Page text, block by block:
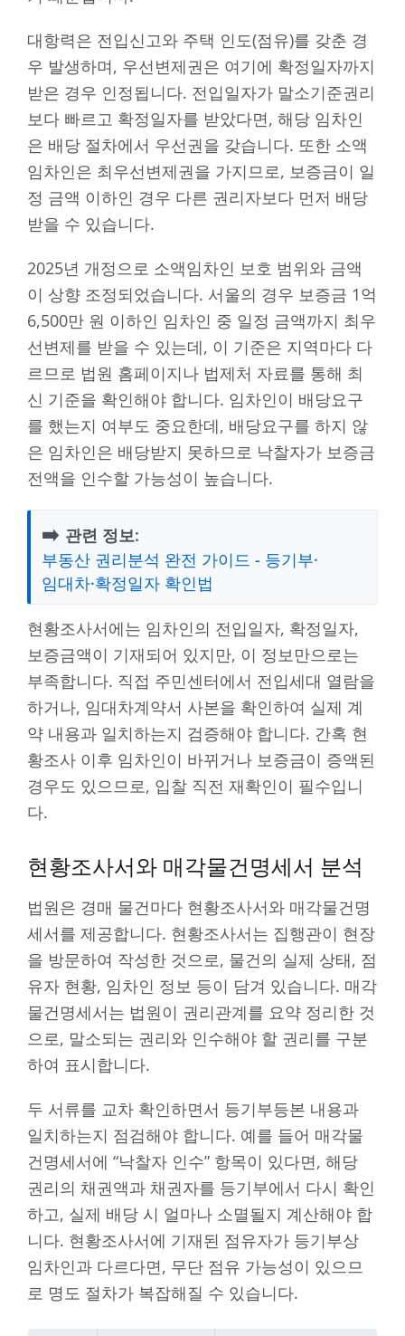
대항력은 전입신고와 주택 인도(점유)를 갖춘 경
우 발생하며, 우선변제권은 여기에 확정일자까지
받은 경우 인정됩니다. 전입일자가 말소기준권리
보다 빠르고 확정일자를 받았다면, 해당 임차인
은 배당 절차에서 우선권을 갖습니다. 또한 소액
임차인은 최우선변제권을 가지므로, 보증금이 일
정 금액 이하인 경우 다른 권리자보다 먼저 배당
받을 수 있습니다.
2025년 개정으로 소액임차인 보호 범위와 금액
이 상향 조정되었습니다. 서울의 경우 보증금 1억
6,500만 원 이하인 임차인 중 일정 금액까지 최우
선변제를 받을 수 있는데, 이 기준은 지역마다 다
르므로 법원 홈페이지나 법제처 자료를 통해 최
신 기준을 확인해야 합니다. 임차인이 배당요구
를 했는지 여부도 중요한데, 배당요구를 하지 않
은 임차인은 배당받지 못하므로 낙찰자가 보증금
전액을 인수할 가능성이 높습니다.
➡️ 관련 정보:
부동산 권리분석 완전 가이드 - 등기부·
임대차·확정일자 확인법
현황조사서에는 임차인의 전입일자, 확정일자,
보증금액이 기재되어 있지만, 이 정보만으로는
부족합니다. 직접 주민센터에서 전입세대 열람을
하거나, 임대차계약서 사본을 확인하여 실제 계
약 내용과 일치하는지 검증해야 합니다. 간혹 현
황조사 이후 임차인이 바뀌거나 보증금이 증액된
경우도 있으므로, 입찰 직전 재확인이 필수입니
다.
현황조사서와 매각물건명세서 분석
법원은 경매 물건마다 현황조사서와 매각물건명
세서를 제공합니다. 현황조사서는 집행관이 현장
을 방문하여 작성한 것으로, 물건의 실제 상태, 점
유자 현황, 임차인 정보 등이 담겨 있습니다. 매각
물건명세서는 법원이 권리관계를 요약 정리한 것
으로, 말소되는 권리와 인수해야 할 권리를 구분
하여 표시합니다.
두 서류를 교차 확인하면서 등기부등본 내용과
일치하는지 점검해야 합니다. 예를 들어 매각물
건명세서에 “낙찰자 인수” 항목이 있다면, 해당
권리의 채권액과 채권자를 등기부에서 다시 확인
하고, 실제 배당 시 얼마나 소멸될지 계산해야 합
니다. 현황조사서에 기재된 점유자가 등기부상
임차인과 다르다면, 무단 점유 가능성이 있으므
로 명도 절차가 복잡해질 수 있습니다.